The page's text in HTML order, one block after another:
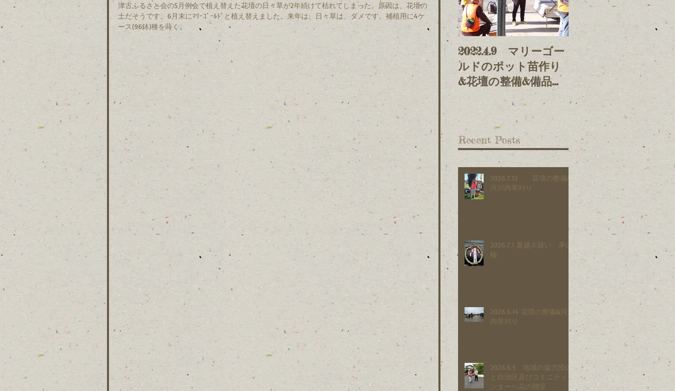
津古ふるさと会の5月例会で植え替えた花壇の日々草が2年続けて枯れてしまった。原因は、花壇の
土だそうです。6月末にﾏﾘｰｺﾞｰﾙﾄﾞと植え替えました。来年は、日々草は、ダメです。補植用に4ケ
ース(96鉢)種を蒔く。
2022.4.9 マリーゴー
ルドのポット苗作り
&花壇の整備&備品整
2021.11.3 鯉の堤上
げ&放流
Recent Posts
2026.7.12 花壇の整備&
河川内草刈り
2026.7.1 夏越大祓い 茅の
輪
2026.6.14 花壇の整備&河川
内草刈り
2026.6.5 地域の協力団体
と自治区及びコミニティセ
ンターへ花の贈呈